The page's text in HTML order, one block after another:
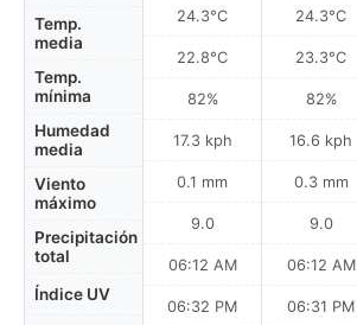
Temp.
media
Temp.
mínima
Humedad
media
Viento
máximo
Precipitación
total
Índice UV
24.3°C
22.8°C
82%
17.3 kph
0.1 mm
9.0
06:12 AM
06:32 PM
24.3°C
23.3°C
82%
16.6 kph
0.3 mm
9.0
06:12 AM
06:31 PM